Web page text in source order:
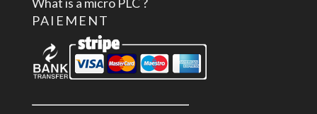
PAIEMENT